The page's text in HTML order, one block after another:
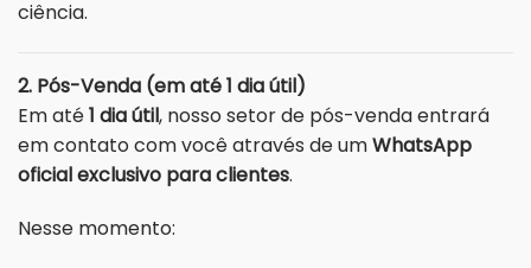
ciência.
2. Pós-Venda (em até 1 dia útil)
Em até1 dia útil, nosso setor de pós-venda entrará
em contato com você através de umWhatsApp
oficial exclusivo para clientes.
Nesse momento: